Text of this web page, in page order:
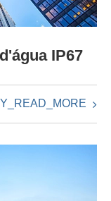
IP67